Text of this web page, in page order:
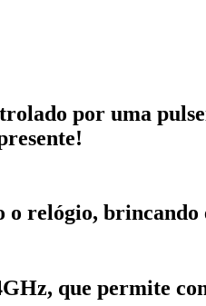
por uma
o relógio,
que permite